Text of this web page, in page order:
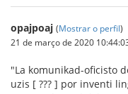
opajpoaj (Mostrar o perfil)
21 de março de 2020
"La komunikad-oficisto
uzis [ ??? ] por inventi